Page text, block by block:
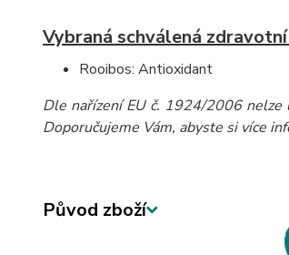
Vybraná schválená
Rooibos: Antioxidant
Dle nařízení EU č. 1924/2006 nelze
Doporučujeme Vám, abyste si více
Původ zboží